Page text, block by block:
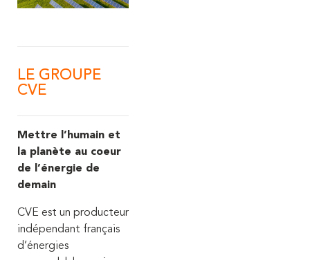
LE GROUPE
CVE
Mettre l’humain et
la planète au coeur
de l’énergie de
demain
CVE est un producteur
indépendant français
d’énergies